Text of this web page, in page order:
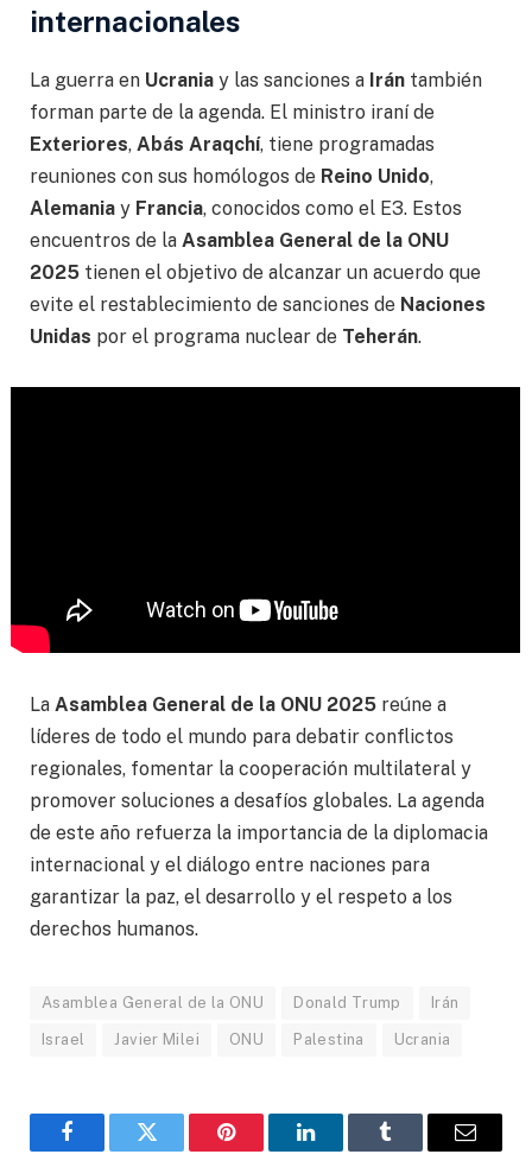
internacionales
La guerra en Ucrania y las sanciones a Irán también
forman parte de la agenda. El ministro iraní de
Exteriores, Abás Araqchí, tiene programadas
reuniones con sus homólogos de Reino Unido,
Alemania y Francia, conocidos como el E3. Estos
encuentros de la Asamblea General de la ONU
2025 tienen el objetivo de alcanzar un acuerdo que
evite el restablecimiento de sanciones de Naciones
Unidas por el programa nuclear de Teherán.
La Asamblea General de la ONU 2025 reúne a
líderes de todo el mundo para debatir conflictos
regionales, fomentar la cooperación multilateral y
promover soluciones a desafíos globales. La agenda
de este año refuerza la importancia de la diplomacia
internacional y el diálogo entre naciones para
garantizar la paz, el desarrollo y el respeto a los
derechos humanos.
Asamblea General de la ONU Donald Trump Irán
Israel Javier Milei ONU Palestina Ucrania
FacebookGorjeo Pinterest LinkedInTumblr Correo